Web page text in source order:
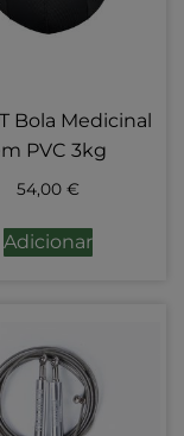
Bola Medicinal
PVC 3kg
54,00 €
Adicionar